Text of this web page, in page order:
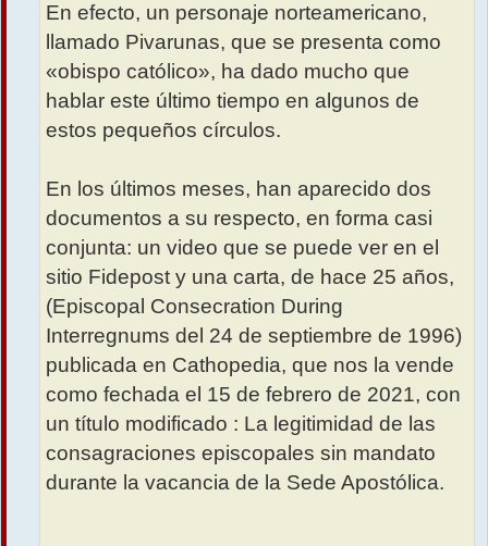
En efecto, un personaje norteamericano,
llamado Pivarunas, que se presenta como
«obispo católico», ha dado mucho que
hablar este último tiempo en algunos de
estos pequeños círculos.
En los últimos meses, han aparecido dos
documentos a su respecto, en forma casi
conjunta: un video que se puede ver en el
sitio Fidepost y una carta, de hace 25 años,
(Episcopal Consecration During
Interregnums del 24 de septiembre de 1996)
publicada en Cathopedia, que nos la vende
como fechada el 15 de febrero de 2021, con
un título modificado : La legitimidad de las
consagraciones episcopales sin mandato
durante la vacancia de la Sede Apostólica.